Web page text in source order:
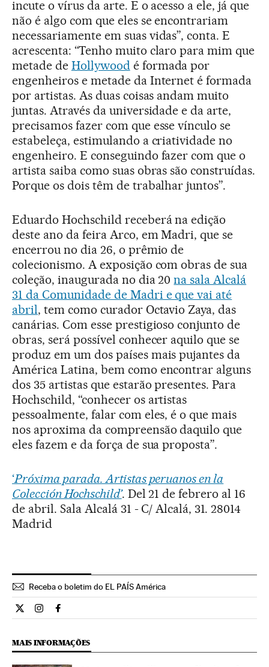
incute o vírus da arte. E o acesso a ele, já que
não é algo com que eles se encontrariam
necessariamente em suas vidas”, conta. E
acrescenta: “Tenho muito claro para mim que
metade de Hollywood é formada por
engenheiros e metade da Internet é formada
por artistas. As duas coisas andam muito
juntas. Através da universidade e da arte,
precisamos fazer com que esse vínculo se
estabeleça, estimulando a criatividade no
engenheiro. E conseguindo fazer com que o
artista saiba como suas obras são construídas.
Porque os dois têm de trabalhar juntos”.
Eduardo Hochschild receberá na edição
deste ano da feira Arco, em Madri, que se
encerrou no dia 26, o prêmio de
colecionismo. A exposição com obras de sua
coleção, inaugurada no dia 20na sala Alcalá
31 da Comunidade de Madri e que vai até
abril, tem como curador Octavio Zaya, das
canárias. Com esse prestigioso conjunto de
obras, será possível conhecer aquilo que se
produz em um dos países mais pujantes da
América Latina, bem como encontrar alguns
dos 35 artistas que estarão presentes. Para
Hochschild, “conhecer os artistas
pessoalmente, falar com eles, é o que mais
nos aproxima da compreensão daquilo que
eles fazem e da força de sua proposta”.
‘Próxima parada. Artistas peruanos en la
Colección Hochschild’. Del 21 de febrero al 16
de abril. Sala Alcalá 31 - C/ Alcalá, 31. 28014
Madrid
Receba o boletim do EL PAÍS América
Cultura El País Brasil en Twitter
Cultura El País Brasil en Instagram
Cultura El País Brasil en Facebook
MAIS INFORMAÇÕES